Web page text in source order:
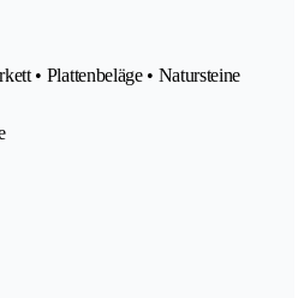
• Plattenbeläge • Natursteine